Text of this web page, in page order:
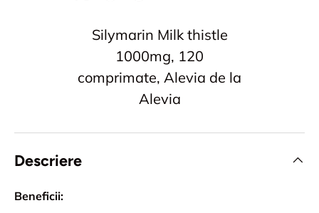
Silymarin Milk thistle
1000mg, 120
comprimate, Alevia de la
Alevia
Descriere
Beneficii: